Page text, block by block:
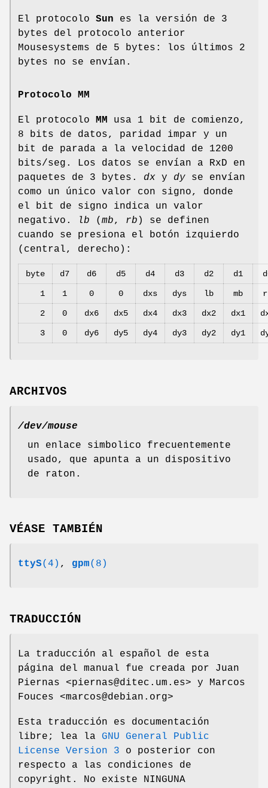
El protocolo Sun es la versión de 3
bytes del protocolo anterior
Mousesystems de 5 bytes: los últimos 2
bytes no se envían.
Protocolo MM
El protocolo MM usa 1 bit de comienzo,
8 bits de datos, paridad impar y un
bit de parada a la velocidad de 1200
bits/seg. Los datos se envían a RxD en
paquetes de 3 bytes. dx y dy se envían
como un único valor con signo, donde
el bit de signo indica un valor
negativo.
lb ( mb, rb ) se definen
cuando se presiona el botón izquierdo
(central, derecho):
byte d7 d6 d5 d4 d3 d2 d1
1 1 0 0 dxs dys lb mb
2 0 dx6 dx5 dx4 dx3 dx2 dx1
3 0 dy6 dy5 dy4 dy3 dy2 dy1
ARCHIVOS
/dev/mouse
un enlace simbolico frecuentemente
usado, que apunta a un dispositivo
de raton.
VÉASE TAMBIÉN
ttyS(4) , gpm(8)
TRADUCCIÓN
La traducción al español de esta
página del manual fue creada por Juan
Piernas <piernas@ditec.um.es> y Marcos
Fouces <marcos@debian.org>
Esta traducción es documentación
libre; lea la GNU General Public
License Version 3 o posterior con
respecto a las condiciones de
copyright. No existe NINGUNA